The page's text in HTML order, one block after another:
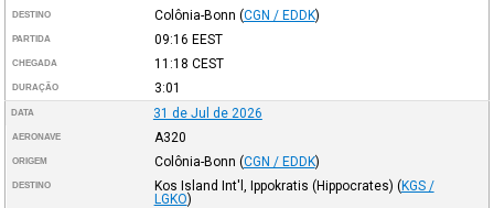
DESTINO Colônia-Bonn (CGN / EDDK)
PARTIDA 09:16 EEST
CHEGADA 11:18 CEST
DURAÇÃO 3:01
DATA 31 de Jul de 2026
AERONAVE A320
ORIGEM Colônia-Bonn (CGN / EDDK)
DESTINO Kos Island Int'l, Ippokratis (Hippocrates) (KGS /
LGKO)